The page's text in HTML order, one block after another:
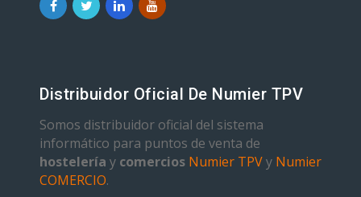
Distribuidor Oficial De Numier TPV
Somos distribuidor oficial del sistema
informático para puntos de venta de
hostelería y comercios Numier TPVy Numier
COMERCIO.